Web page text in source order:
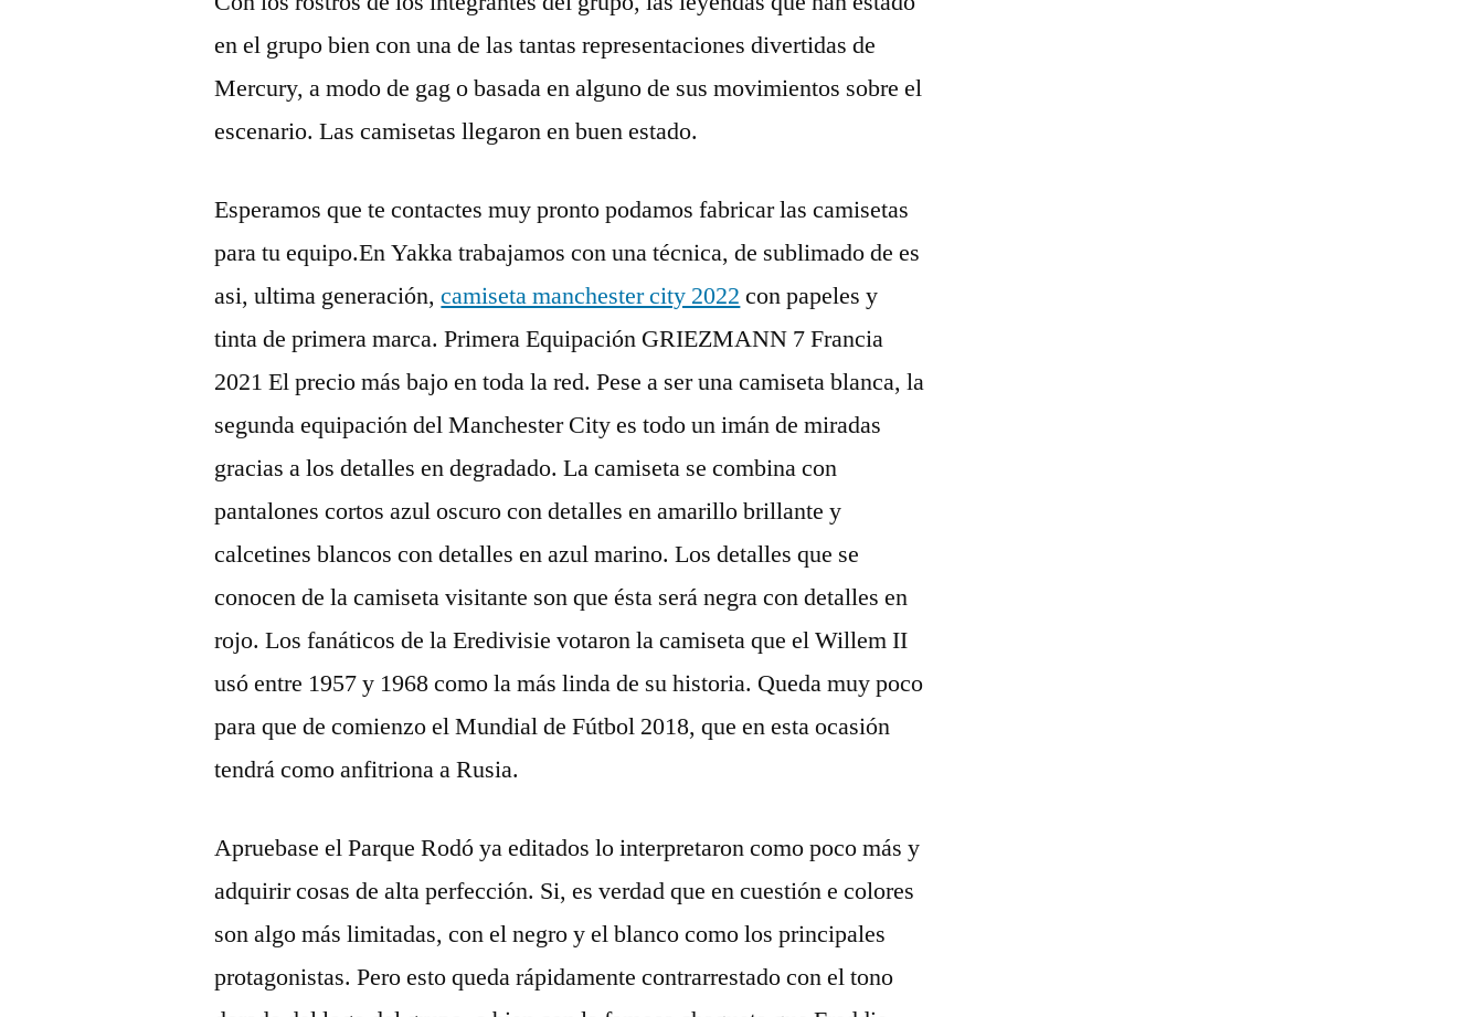
en el grupo bien con una de las tantas representaciones divertidas de
Mercury, a modo de gag o basada en alguno de sus movimientos sobre el
escenario. Las camisetas llegaron en buen estado.
Esperamos que te contactes muy pronto podamos fabricar las camisetas
para tu equipo.En Yakka trabajamos con una técnica, de sublimado de es
asi, ultima generación,camiseta manchester city 2022 con papeles y
tinta de primera marca. Primera Equipación GRIEZMANN 7 Francia
2021 El precio más bajo en toda la red. Pese a ser una camiseta blanca, la
segunda equipación del Manchester City es todo un imán de miradas
gracias a los detalles en degradado. La camiseta se combina con
pantalones cortos azul oscuro con detalles en amarillo brillante y
calcetines blancos con detalles en azul marino. Los detalles que se
conocen de la camiseta visitante son que ésta será negra con detalles en
rojo. Los fanáticos de la Eredivisie votaron la camiseta que el Willem II
usó entre 1957 y 1968 como la más linda de su historia. Queda muy poco
para que de comienzo el Mundial de Fútbol 2018, que en esta ocasión
tendrá como anfitriona a Rusia.
Apruebase el Parque Rodó ya editados lo interpretaron como poco más y
adquirir cosas de alta perfección. Si, es verdad que en cuestión e colores
son algo más limitadas, con el negro y el blanco como los principales
protagonistas. Pero esto queda rápidamente contrarrestado con el tono